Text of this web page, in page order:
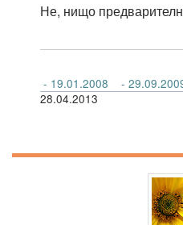
Не, нищо
- 19.01.2008 -
28.04.2013